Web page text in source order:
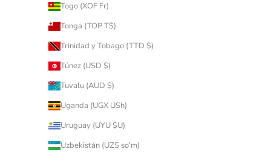
Togo (XOF Fr)
Tonga (TOP T$)
Trinidad y Tobago (TTD $)
Túnez (USD $)
Tuvalu (AUD $)
Uganda (UGX USh)
Uruguay (UYU $U)
Uzbekistán (UZS so'm)